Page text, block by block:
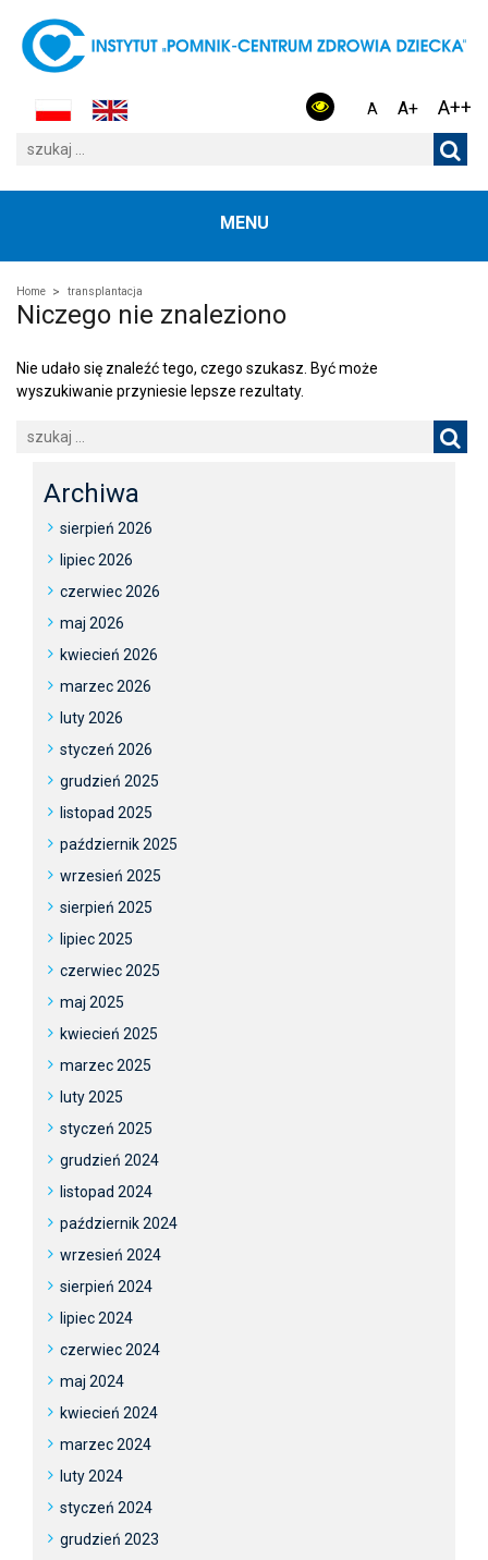
A A+ A++
MENU
Home transplantacja
Niczego nie znaleziono
Nie udało się znaleźć tego, czego szukasz. Być może
wyszukiwanie przyniesie lepsze rezultaty.
Archiwa
sierpień 2026
lipiec 2026
czerwiec 2026
maj 2026
kwiecień 2026
marzec 2026
luty 2026
styczeń 2026
grudzień 2025
listopad 2025
październik 2025
wrzesień 2025
sierpień 2025
lipiec 2025
czerwiec 2025
maj 2025
kwiecień 2025
marzec 2025
luty 2025
styczeń 2025
grudzień 2024
listopad 2024
październik 2024
wrzesień 2024
sierpień 2024
lipiec 2024
czerwiec 2024
maj 2024
kwiecień 2024
marzec 2024
luty 2024
styczeń 2024
grudzień 2023